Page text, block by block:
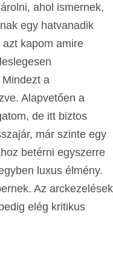
ahol ismernek,
egy hatvanadik
kapom amire
a
Alapvetően a
de itt biztos
már szinte egy
betérni egyszerre
luxus élmény.
Az arckezelések
elég kritikus